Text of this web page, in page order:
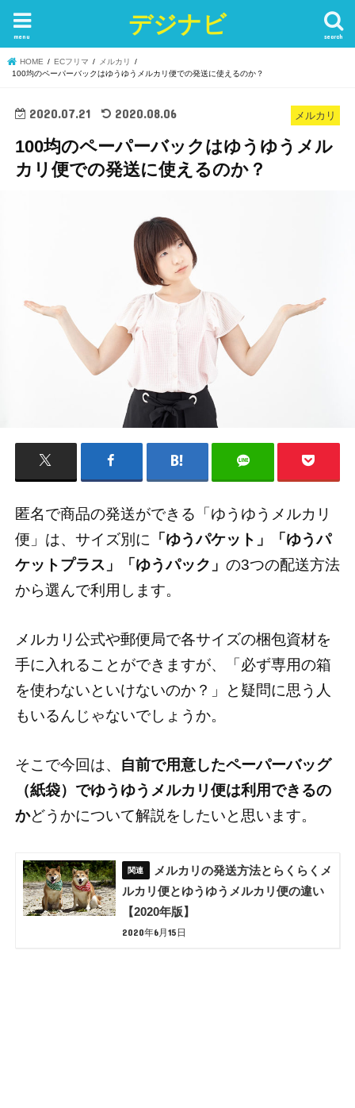
デジナビ search
menu
HOME ECフリマ
メルカリ
100均のペーパーバックはゆうゆうメルカリ便での発送に使えるのか？
メルカリ
2020.07.21 2020.08.06
100均のペーパーバックはゆうゆうメル
カリ便での発送に使えるのか？
匿名で商品の発送ができる「ゆうゆうメルカリ
便」は、サイズ別に 「ゆうパケット」「ゆうパ
ケットプラス」「ゆうパック」 の3つの配送方法
から選んで利用します。
メルカリ公式や郵便局で各サイズの梱包資材を
手に入れることができますが、「必ず専用の箱
を使わないといけないのか？」と疑問に思う人
もいるんじゃないでしょうか。
そこで今回は、
自前で用意したペーパーバッグ
（紙袋）でゆうゆうメルカリ便は利用できるの
かどうかについて解説をしたいと思います。
メルカリの発送方法とらくらくメ
ルカリ便とゆうゆうメルカリ便の違い
【2020年版】
2020年6月15日